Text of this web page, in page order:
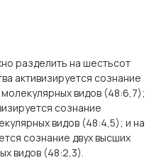
разделить на шестьсот
активизируется сознание
видов (48:6,7);
сознание
видов (48:4,5); и на
сознание двух высших
видов (48:2,3).